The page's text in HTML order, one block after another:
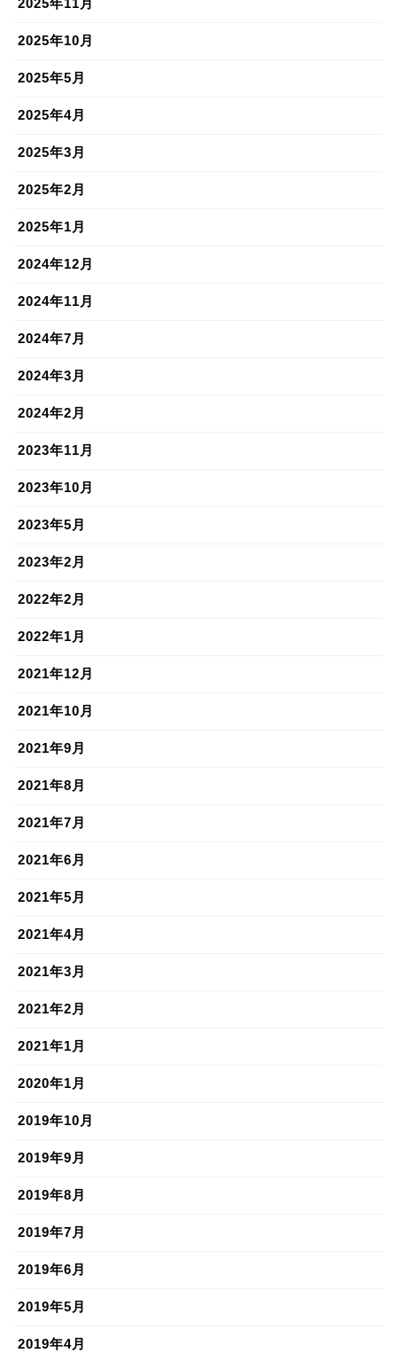
2025年10月
2025年5月
2025年4月
2025年3月
2025年2月
2025年1月
2024年12月
2024年11月
2024年7月
2024年3月
2024年2月
2023年11月
2023年10月
2023年5月
2023年2月
2022年2月
2022年1月
2021年12月
2021年10月
2021年9月
2021年8月
2021年7月
2021年6月
2021年5月
2021年4月
2021年3月
2021年2月
2021年1月
2020年1月
2019年10月
2019年9月
2019年8月
2019年7月
2019年6月
2019年5月
2019年4月